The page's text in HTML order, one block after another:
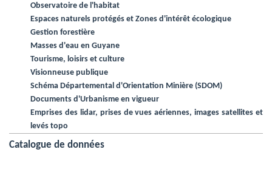
Observatoire de l'habitat
Espaces naturels protégés et Zones d'intérêt écologique
Gestion forestière
Masses d'eau en Guyane
Tourisme, loisirs et culture
Visionneuse publique
Schéma Départemental d'Orientation Minière (SDOM)
Documents d'Urbanisme en vigueur
Emprises des lidar, prises de vues aériennes, images satellites et
levés topo
Catalogue de données